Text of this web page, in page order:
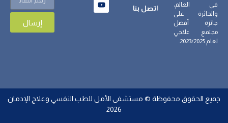
في العالم،
والحائزة على
جائزة أفضل
مجتمع علاجي
لعام 2023/2025.
اتصل بنا
إرسال
جميع الحقوق محفوظة © مستشفى الأمل للطب النفسي وعلاج الإدمان
2026